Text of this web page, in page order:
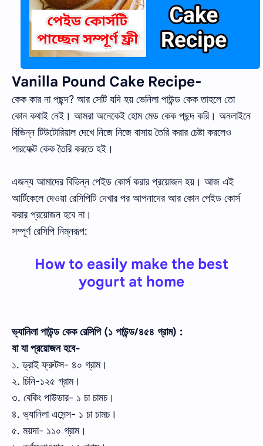
Vanilla Pound Cake Recipe-
কেক কার না পছন্দ? আর সেটি যদি হয় ভেনিলা পাউন্ড কেক তাহলে তো
কোন কথাই নেই। আমরা অনেকেই হোম মেড কেক পছন্দ করি। অনলাইনে
বিভিন্ন টিউটোরিয়াল দেখে নিজে নিজে বাসায় তৈরি করার চেষ্টা করলেও
পারফেক্ট কেক তৈরি করতে হই।
এজন্য আমাদের বিভিন্ন পেইড কোর্স করার প্রয়োজন হয়। আজ এই
আর্টিকেলে দেওয়া রেসিপিটি দেখার পর আপনাদের আর কোন পেইড কোর্স
করার প্রয়োজন হবে না।
সম্পূর্ণ রেসিপি নিম্নরূপ:
How to easily make the best
yogurt at home
ভ্যানিলা পাউন্ড কেক রেসিপি (১ পাউন্ড/৪৫৪ গ্রাম) :
যা যা প্রয়োজন হবে-
১. ড্রাই ফ্রুটস- ৪০ গ্রাম।
২. চিনি-১২৫ গ্রাম।
৩. বেকিং পাউডার- ১ চা চামচ।
৪. ভ্যানিলা এসেন্স- ১ চা চামচ।
৫. ময়দা- ১১০ গ্রাম।